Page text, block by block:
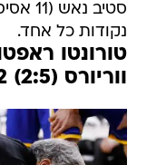
נקודות כל אחד.
ווריורס (2:5) 109:102